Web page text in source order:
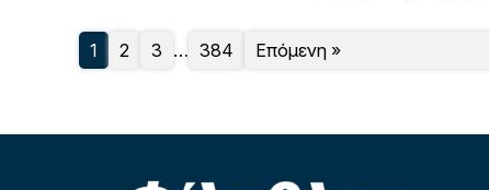
1 2 3 … 384 Επόμενη »